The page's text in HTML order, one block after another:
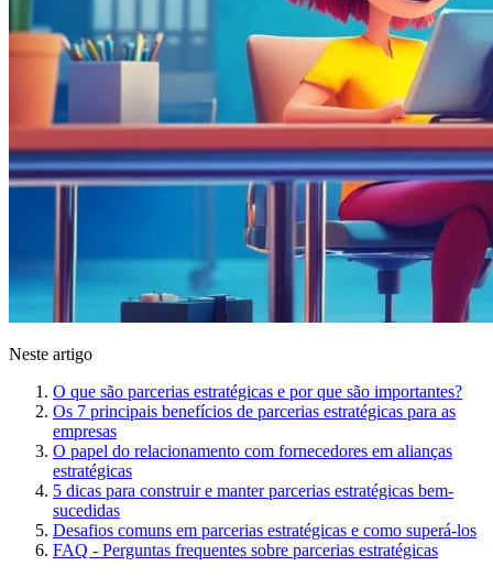
Neste artigo
O que são parcerias estratégicas e por que são importantes?
Os 7 principais benefícios de parcerias estratégicas para as
empresas
O papel do relacionamento com fornecedores em alianças
estratégicas
5 dicas para construir e manter parcerias estratégicas bem-
sucedidas
Desafios comuns em parcerias estratégicas e como superá-los
FAQ - Perguntas frequentes sobre parcerias estratégicas